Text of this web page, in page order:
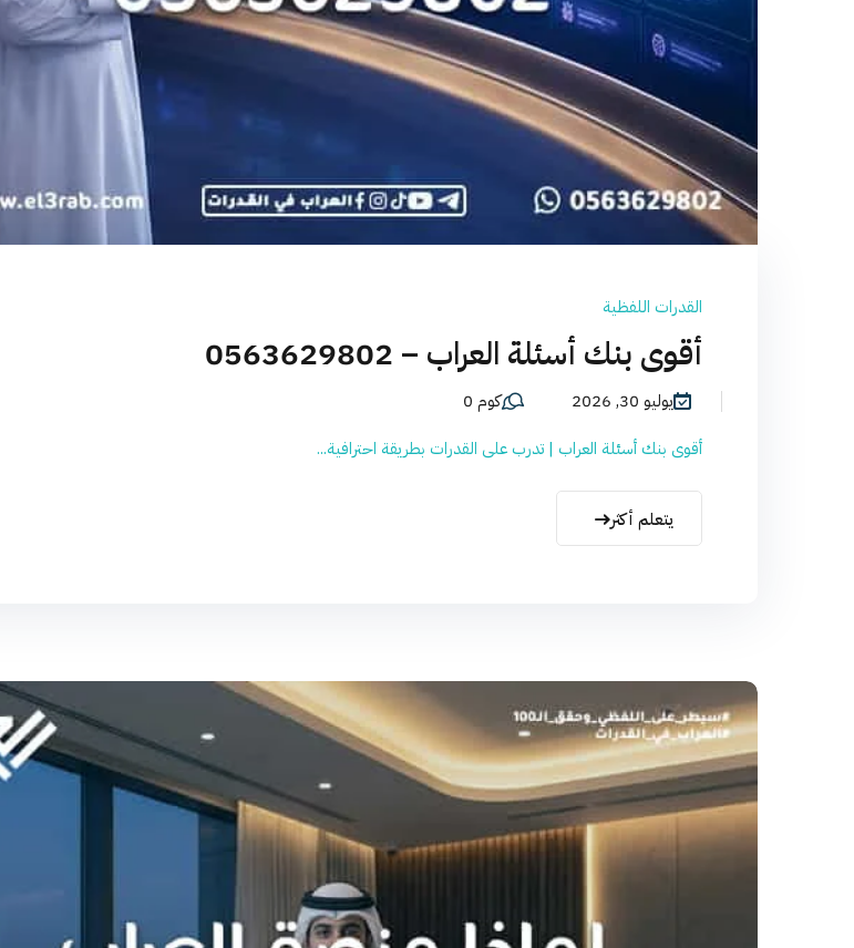
القدرات اللفظية
أقوى بنك أسئلة العراب – 0563629802
يوليو 30, 2026
كوم 0
أقوى بنك أسئلة العراب | تدرب على القدرات بطريقة احترافية...
يتعلم أكثر